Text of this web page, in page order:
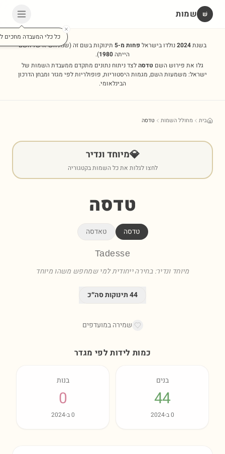
שׁ שמות
כל כלי המעבדה מחכים
בשנת2024נולדו בישראל פחות מ-5 תינוקות בשם זה(שנת השיא של השם
הייתה1980
).
גלו את פירוש השם טדסהלצד ניתוח נתונים מתקדם ממעבדת השמות של
ישראל: משמעות השם, מגמות היסטוריות, פופולריות לפי מגזר ומבחן הדרכון
הבינלאומי.
בית מחולל השמות טדסה
💎מיוחד ונדיר
לחצו לגלות את כל השמות בקטגוריה
טדסה
טדסה טאדסה
Tadesse
מיוחד ונדיר: בחירה ייחודית למי שמחפש משהו מיוחד
44תינוקות סה״כ
שמירה במועדפים
כמות לידות לפי מגדר
בנים
44
0ב-2024
בנות
0
0ב-2024